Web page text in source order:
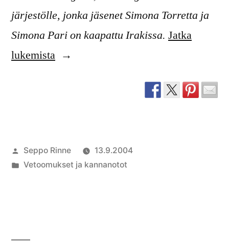
järjestölle, jonka jäsenet Simona Torretta ja
Simona Pari on kaapattu Irakissa. Jatka
lukemista”Protest
NGO
Artikkelin
julkaisija
Seppo Rinne
13.9.2004
Julkaistu
Vetoomukset ja kannanotot